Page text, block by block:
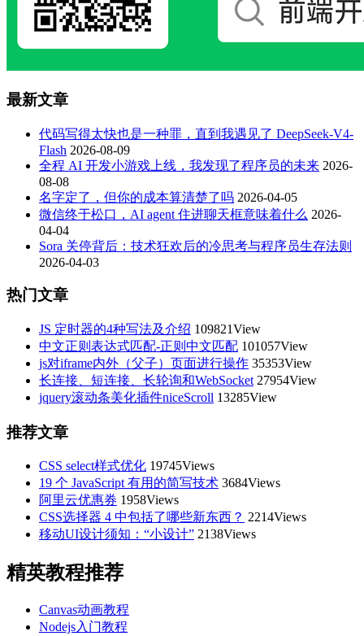
最新文章
代码写得太快也是一种罪，直到我遇见了 DeepSeek-V4-
Flash 2026-08-09
全程 AI 开发小游戏上线，我发现了程序员的未来 2026-
08-08
名字定了，但你的成本算清楚了吗 2026-04-05
微信终于松口，AI agent 住进聊天框意味着什么 2026-
04-04
Sora 关停背后：技术狂欢后的冷思考与程序员生存法则
2026-04-03
热门文章
JS 定时器的4种写法及介绍 109821View
中文正则表达式匹配-正则中文匹配 101057View
js对iframe内外（父子）页面进行操作 35353View
长连接、短连接、长轮询和WebSocket 27954View
jquery滚动条美化插件niceScroll 13285View
推荐文章
CSS select样式优化 19745Views
19 个 JavaScript 有用的简写技术 3684Views
阿里云优惠券 1958Views
CSS选择器 4 中包括了哪些新东西？ 2214Views
移动UI设计须知：“小设计” 2138Views
精英教程推荐
Canvas动画教程
Nodejs入门教程